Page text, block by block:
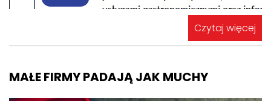
Czytaj więcej
MAŁE FIRMY PADAJĄ JAK MUCHY